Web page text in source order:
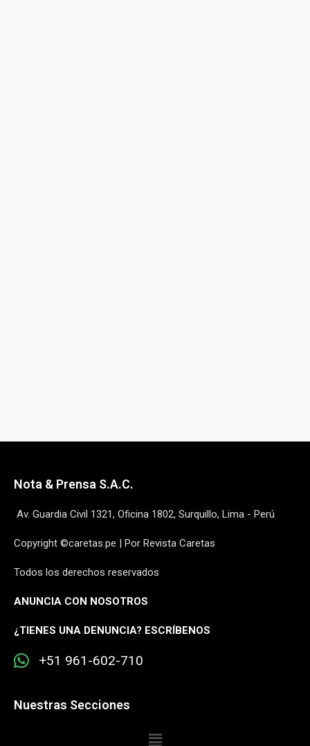
Nota & Prensa S.A.C.
Av. Guardia Civil 1321, Oficina 1802, Surquillo, Lima - Perú
Copyright ©caretas.pe | Por Revista Caretas
Todos los derechos reservados
ANUNCIA CON NOSOTROS
¿TIENES UNA DENUNCIA? ESCRÍBENOS
+51 961-602-710
Nuestras Secciones